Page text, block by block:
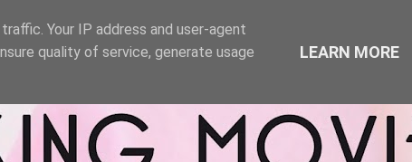
Your IP address and user-agent
quality of service, generate usage
LEARN MORE